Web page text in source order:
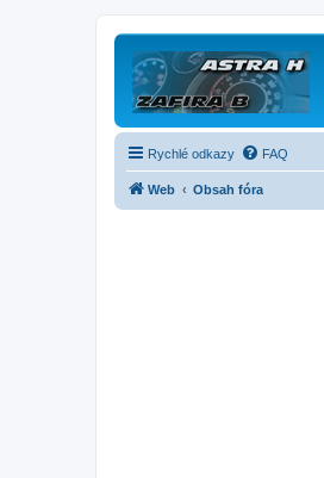
Rychlé odkazy FAQ
Web Obsah fóra